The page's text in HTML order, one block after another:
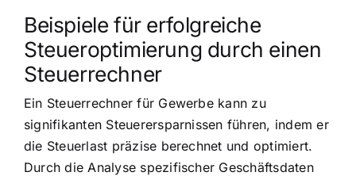
Beispiele für erfolgreiche
Steueroptimierung durch einen
Steuerrechner
Ein Steuerrechner für Gewerbe kann zu
signifikanten Steuerersparnissen führen, indem er
die Steuerlast präzise berechnet und optimiert.
Durch die Analyse spezifischer Geschäftsdaten